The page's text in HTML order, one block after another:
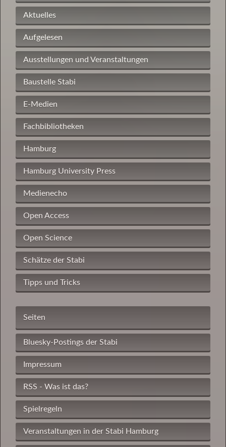
Aktuelles
Aufgelesen
Ausstellungen und Veranstaltungen
Baustelle Stabi
E-Medien
Fachbibliotheken
Hamburg
Hamburg University Press
Medienecho
Open Access
Open Science
Schätze der Stabi
Tipps und Tricks
Seiten
Bluesky-Postings der Stabi
Impressum
RSS - Was ist das?
Spielregeln
Veranstaltungen in der Stabi Hamburg